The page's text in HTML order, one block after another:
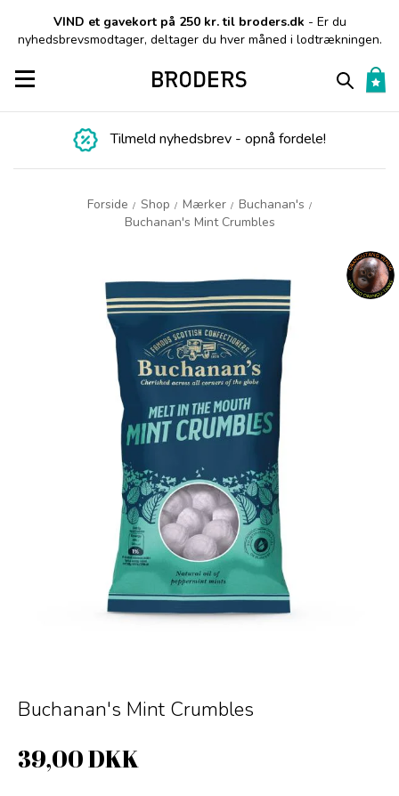
VIND et gavekort på 250 kr. til broders.dk - Er du
nyhedsbrevsmodtager, deltager du hver måned i lodtrækningen.
Toggle navigation
Tilmeld nyhedsbrev - opnå fordele!
Forside / Shop / Mærker / Buchanan's /
Buchanan's Mint Crumbles
Buchanan's Mint Crumbles
39,00 DKK